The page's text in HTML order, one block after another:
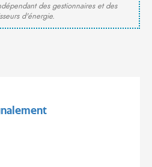
des gestionnaires et des
d'énergie.